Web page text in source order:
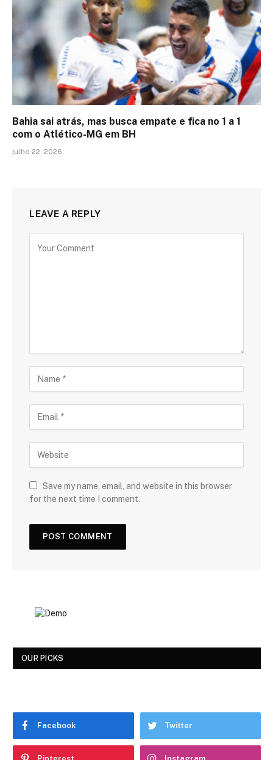
Bahia sai atrás, mas busca empate e fica no 1 a 1
com o Atlético-MG em BH
julho 22, 2026
LEAVE A REPLY
Save my name, email, and website in this browser
for the next time I comment.
OUR PICKS
Facebook Twitter